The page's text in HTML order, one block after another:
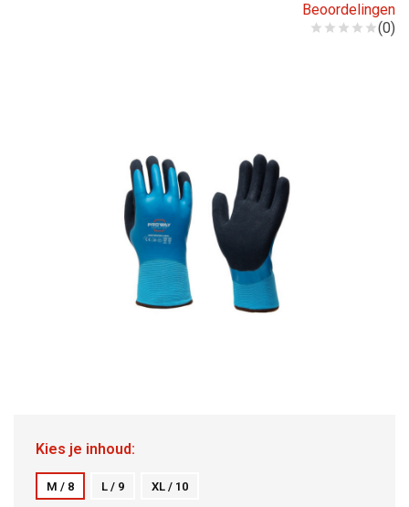
Beoordelingen
(0)
Kies je inhoud:
M / 8 L / 9 XL / 10